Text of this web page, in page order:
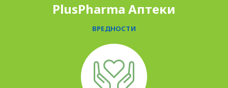
ПРЕПОРАКИPlusPharma Аптеки
ВРЕДНОСТИ